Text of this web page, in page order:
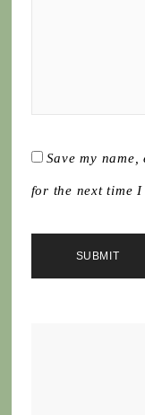
Save my
for the next time I